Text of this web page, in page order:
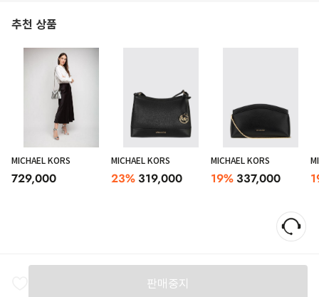
추천 상품
MICHAEL KORS
729,000
MICHAEL KORS
23% 319,000
MICHAEL KORS
19% 337,000
판매중지